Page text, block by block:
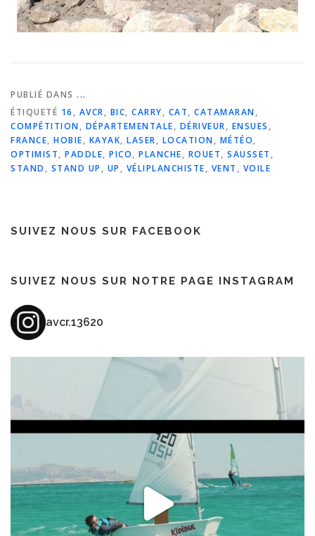
PUBLIÉ DANS ...
ÉTIQUETÉ 16 , AVCR, BIC, CARRY, CAT, CATAMARAN,
COMPÉTITION, DÉPARTEMENTALE, DÉRIVEUR, ENSUES ,
FRANCE, HOBIE, KAYAK, LASER, LOCATION, MÉTÉO,
OPTIMIST, PADDLE, PICO, PLANCHE, ROUET, SAUSSET ,
STAND , STAND UP , UP , VÉLIPLANCHISTE, VENT , VOILE
SUIVEZ NOUS SUR FACEBOOK
SUIVEZ NOUS SUR NOTRE PAGE INSTAGRAM
avcr.13620